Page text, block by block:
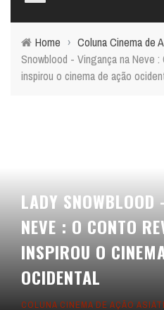
Home › Coluna Cinema de
Snowblood - Vingança na Neve
inspirou o cinema de ação
LADY
NEVE : O CONTO
INSPIROU O
OCIDENTAL
COLUNA CINEMA DE AÇÃO